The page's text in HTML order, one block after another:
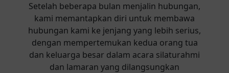
Setelah beberapa bulan menjalin hubungan,
kami memantapkan diri untuk membawa
hubungan kami ke jenjang yang lebih serius,
dengan mempertemukan kedua orang tua
dan keluarga besar dalam acara silaturahmi
dan lamaran yang dilangsungkan